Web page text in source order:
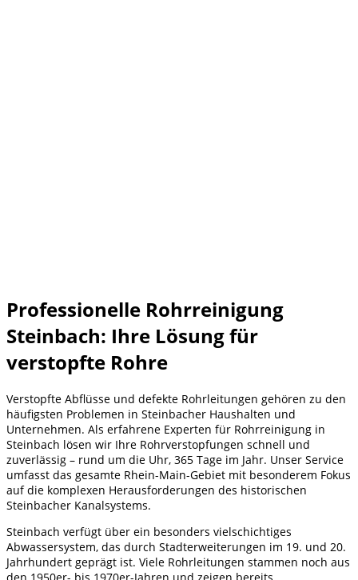
Professionelle Rohrreinigung
Steinbach: Ihre Lösung für
verstopfte Rohre
Verstopfte Abflüsse und defekte Rohrleitungen gehören zu den
häufigsten Problemen in Steinbacher Haushalten und
Unternehmen. Als erfahrene Experten für Rohrreinigung in
Steinbach lösen wir Ihre Rohrverstopfungen schnell und
zuverlässig – rund um die Uhr, 365 Tage im Jahr. Unser Service
umfasst das gesamte Rhein-Main-Gebiet mit besonderem Fokus
auf die komplexen Herausforderungen des historischen
Steinbacher Kanalsystems.
Steinbach verfügt über ein besonders vielschichtiges
Abwassersystem, das durch Stadterweiterungen im 19. und 20.
Jahrhundert geprägt ist. Viele Rohrleitungen stammen noch aus
den 1950er- bis 1970er-Jahren und zeigen bereits